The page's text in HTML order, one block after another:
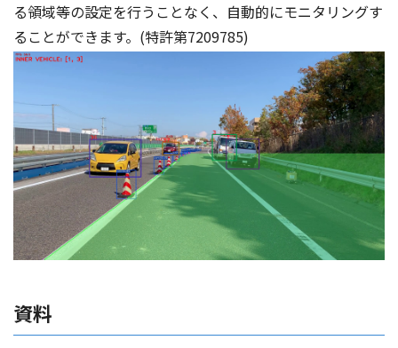
る領域等の設定を行うことなく、自動的にモニタリングす
ることができます。(特許第7209785)
資料